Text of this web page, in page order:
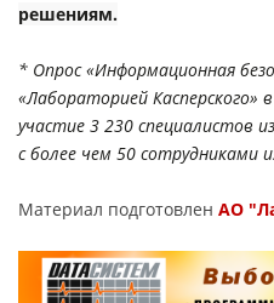
решениям.
* Опрос «Информационная
«Лабораторией Касперского»
участие 3 230 специалистов
с более чем 50 сотрудниками
Материал подготовлен АО